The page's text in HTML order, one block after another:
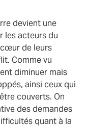
devient une
les acteurs du
de leurs
Comme vu
diminuer mais
ainsi ceux qui
couverts. On
des demandes
quant à la